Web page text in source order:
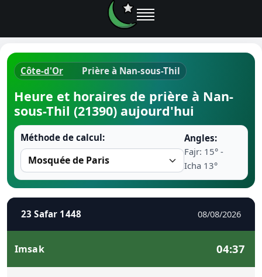
Ramadan
Comment
Côte-d'Or Prière à Nan-sous-Thil
Heure et horaires de prière à Nan-
sous-Thil (21390) aujourd'hui
Méthode de calcul:
Angles:
Fajr: 15° -
Icha 13°
23 Safar 1448 08/08/2026
Imsak 04:37